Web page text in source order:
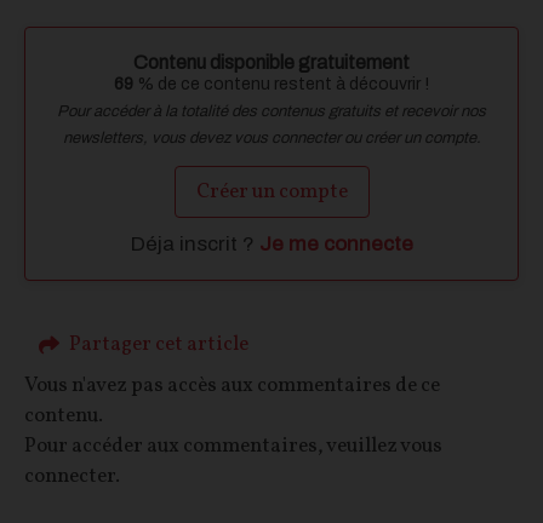
Contenu disponible gratuitement
69 % de ce contenu restent à découvrir !
Pour accéder à la totalité des contenus gratuits et recevoir nos
newsletters, vous devez vous connecter ou créer un compte.
Créer un compte
Déja inscrit ? Je me connecte
Partager cet article
Vous n'avez pas accès aux commentaires de ce
contenu.
Pour accéder aux commentaires, veuillez vous
connecter.